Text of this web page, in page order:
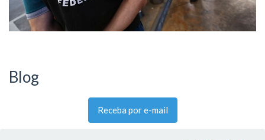
Blog
Receba por e-mail